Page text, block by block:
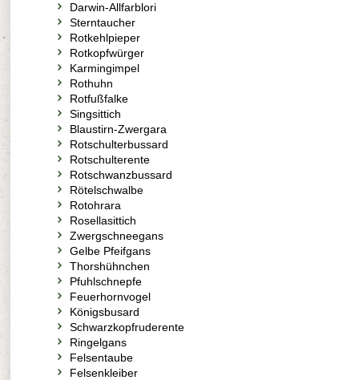
Darwin-Allfarblori
Sterntaucher
Rotkehlpieper
Rotkopfwürger
Karmingimpel
Rothuhn
Rotfußfalke
Singsittich
Blaustirn-Zwergara
Rotschulterbussard
Rotschulterente
Rotschwanzbussard
Rötelschwalbe
Rotohrara
Rosellasittich
Zwergschneegans
Gelbe Pfeifgans
Thorshühnchen
Pfuhlschnepfe
Feuerhornvogel
Königsbusard
Schwarzkopfruderente
Ringelgans
Felsentaube
Felsenkleiber